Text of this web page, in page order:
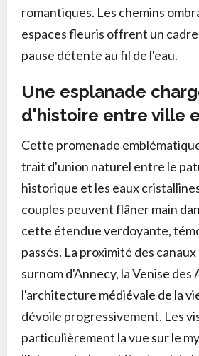
romantiques. Les chemins
espaces fleuris offrent un
pause détente au fil de l'eau.
Une esplanade
d'histoire entre ville
Cette promenade
trait d'union naturel entre le
historique et les eaux
couples peuvent flâner main
cette étendue verdoyante,
passés. La proximité des
surnom d'Annecy, la Venise des
l'architecture médiévale de la
dévoile progressivement. Les
particulièrement la vue sur le